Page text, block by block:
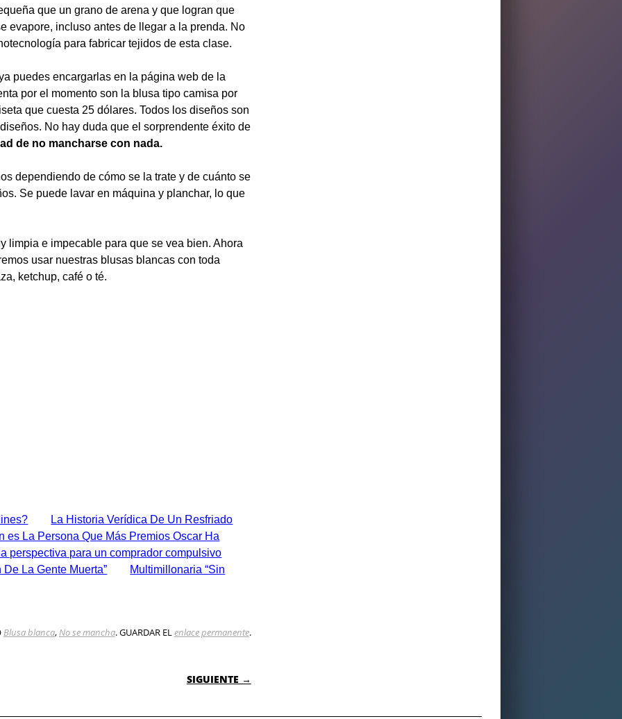
que un grano de arena y que logran que
evapore, incluso antes de llegar a la prenda. No
para fabricar tejidos de esta clase.
puedes encargarlas en la página web de la
por el momento son la blusa tipo camisa por
que cuesta 25 dólares. Todos los diseños son
No hay duda que el sorprendente éxito de
de no mancharse con nada.
dependiendo de cómo se la trate y de cuánto se
Se puede lavar en máquina y planchar, lo que
limpia e impecable para que se vea bien. Ahora
usar nuestras blusas blancas con toda
ketchup, café o té.
La Historia Verídica De Un Resfriado
es La Persona Que Más Premios Oscar Ha
perspectiva para un comprador compulsivo
La Gente Muerta”
Multimillonaria “Sin
Blusa blanca,No se mancha. GUARDAR ELenlace permanente.
SIGUIENTE →